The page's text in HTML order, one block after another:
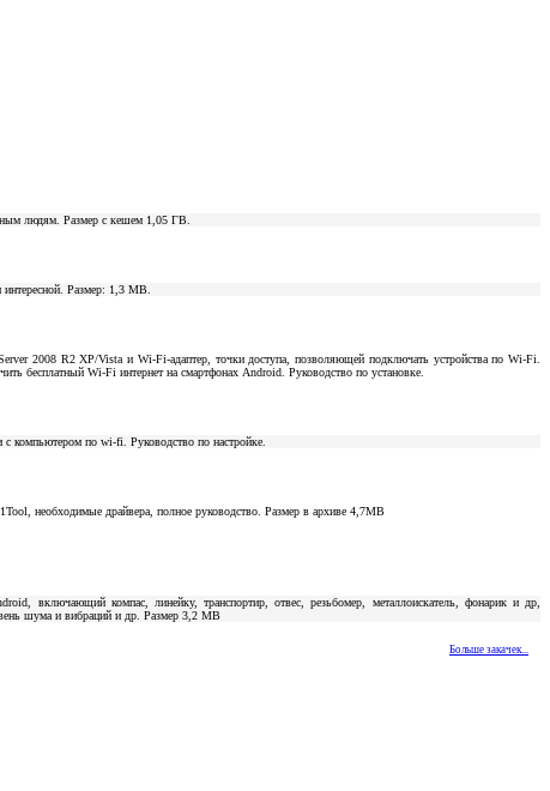
людям. Размер с кешем 1,05 ГВ.
интересной. Размер: 1,3 МВ.
2008 R2 XP/Vista и Wi-Fi-адаптер, точки доступа, позволяющей подключать устройства по Wi-Fi.
бесплатный Wi-Fi интернет на смартфонах Android. Руководство по установке.
компьютером по wi-fi. Руководство по настройке.
необходимые драйвера, полное руководство. Размер в архиве 4,7МВ
включающий компас, линейку, транспортир, отвес, резьбомер, металлоискатель, фонарик и др,
шума и вибраций и др. Размер 3,2 МВ
Больше закачек...